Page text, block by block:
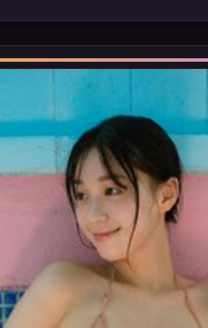
享高清在线追剧体验。